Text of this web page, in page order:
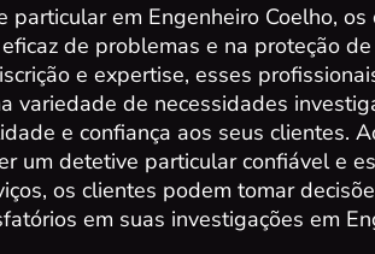
particular em Engenheiro Coelho,
de problemas e na proteção
e expertise, esses
variedade de necessidades
e confiança aos seus clientes.
um detetive particular confiável e
os clientes podem tomar
em suas investigações em